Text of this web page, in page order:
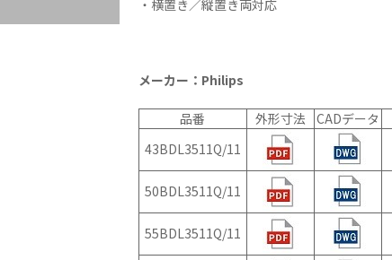
ト TW2A-
ト TA2C-
NF8
Android
タブレッ
ト TA2C-
NF8BL
Android
タブレッ
ス
修理
パッ
ク
社内
ヘル
プデ
スク
代行
・横置き／縦置き両対応
メーカー：Philips
品番 外形寸法 CADデータ
43BDL3511Q/11
50BDL3511Q/11
55BDL3511Q/11